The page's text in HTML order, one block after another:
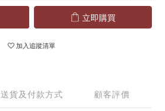
立即購買
加入追蹤清單
送貨及付款方式 顧客評價